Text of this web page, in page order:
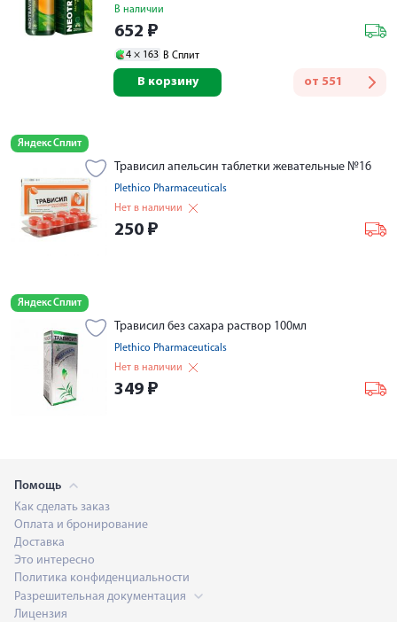
В наличии
652 ₽
4 × 163 В Сплит
от 551
В корзину
Яндекс Сплит
Трависил апельсин таблетки жевательные №16
Plethico Pharmaceuticals
Нет в наличии
250 ₽
Яндекс Сплит
Трависил без сахара раствор 100мл
Plethico Pharmaceuticals
Нет в наличии
349 ₽
Помощь
Как сделать заказ
Оплата и бронирование
Доставка
Это интересно
Политика конфиденциальности
Разрешительная документация
Лицензия